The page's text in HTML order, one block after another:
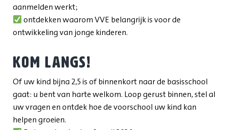
aanmelden werkt;
ontdekken waarom VVE belangrijk is voor de
ontwikkeling van jonge kinderen.
Kom langs!
Of uw kind bijna 2,5 is of binnenkort naar de basisschool
gaat: u bent van harte welkom. Loop gerust binnen, stel al
uw vragen en ontdek hoe de voorschool uw kind kan
helpen groeien.